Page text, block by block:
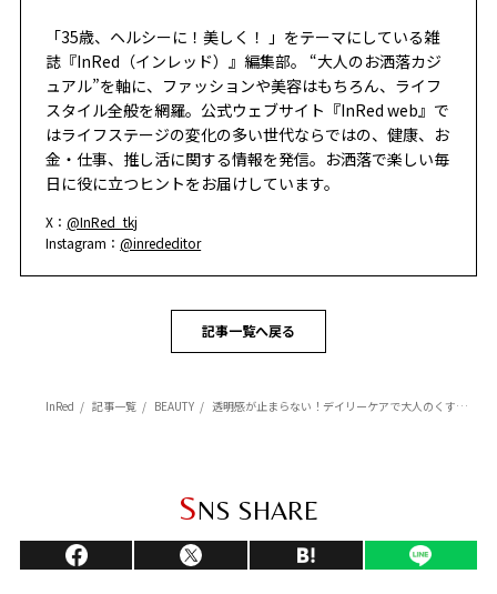
「35歳、ヘルシーに！美しく！ 」をテーマにしている雑
誌『InRed（インレッド）』編集部。 “大人のお洒落カジ
ュアル”を軸に、ファッションや美容はもちろん、ライフ
スタイル全般を網羅。公式ウェブサイト『InRed web』で
はライフステージの変化の多い世代ならではの、健康、お
金・仕事、推し活に関する情報を発信。お洒落で楽しい毎
日に役に立つヒントをお届けしています。
X：@InRed_tkj
Instagram：@inrededitor
記事一覧へ戻る
InRed 記事一覧 BEAUTY 透明感が止まらない！デイリーケアで大人のくすみ肌を晴らす！「2026最新・美白化粧水」3選
SNS SHARE